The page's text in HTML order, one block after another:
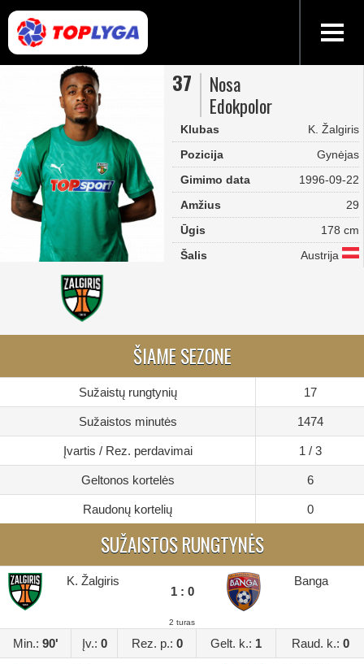
37
Nosa
Edokpolor
Klubas
K. Žalgiris
Pozicija
Gynėjas
Gimimo data
1996-09-22
Amžius
29
Ūgis
178 cm
Šalis
Austrija
ŠIAME SEZONE
Sužaistų rungtynių 17
Sužaistos minutės 1474
Įvartis / Rez. perdavimai 1 / 3
Geltonos kortelės 6
Raudonų kortelių 0
SUŽAISTOS RUNGTYNĖS
K. Žalgiris
1 : 0
Banga
2 turas
Min.: 90' Įv.: 0 Rez. p.: 0 Gelt. k.: 1 Raud. k.: 0